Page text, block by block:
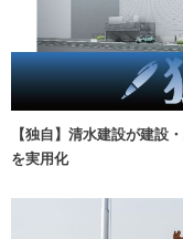
【独自】清水建設が建設
を実用化